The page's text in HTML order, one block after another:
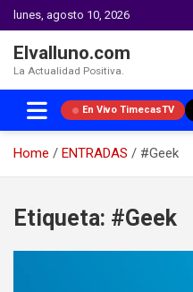
lunes, agosto 10, 2026
Elvalluno.com
La Actualidad Positiva.
En Vivo TimecasTV
Home ENTRADAS
#Geek
content
Etiqueta: #Geek